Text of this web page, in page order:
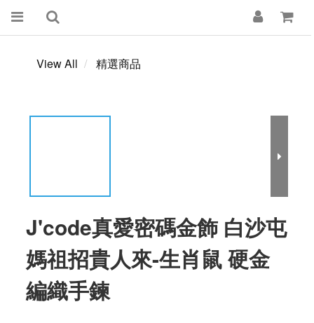
View All 精選商品
J'code真愛密碼金飾 白沙屯
媽祖招貴人來-生肖鼠 硬金
編織手鍊